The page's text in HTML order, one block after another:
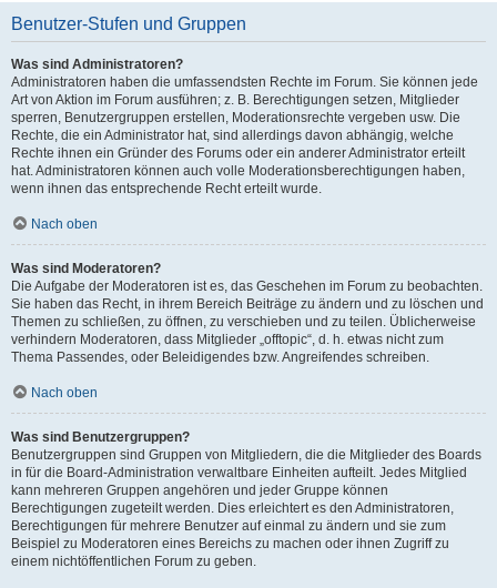
Benutzer-Stufen und Gruppen
Was sind Administratoren?
Administratoren haben die umfassendsten Rechte im Forum. Sie können jede
Art von Aktion im Forum ausführen; z. B. Berechtigungen setzen, Mitglieder
sperren, Benutzergruppen erstellen, Moderationsrechte vergeben usw. Die
Rechte, die ein Administrator hat, sind allerdings davon abhängig, welche
Rechte ihnen ein Gründer des Forums oder ein anderer Administrator erteilt
hat. Administratoren können auch volle Moderationsberechtigungen haben,
wenn ihnen das entsprechende Recht erteilt wurde.
Nach oben
Was sind Moderatoren?
Die Aufgabe der Moderatoren ist es, das Geschehen im Forum zu beobachten.
Sie haben das Recht, in ihrem Bereich Beiträge zu ändern und zu löschen und
Themen zu schließen, zu öffnen, zu verschieben und zu teilen. Üblicherweise
verhindern Moderatoren, dass Mitglieder „offtopic“, d. h. etwas nicht zum
Thema Passendes, oder Beleidigendes bzw. Angreifendes schreiben.
Nach oben
Was sind Benutzergruppen?
Benutzergruppen sind Gruppen von Mitgliedern, die die Mitglieder des Boards
in für die Board-Administration verwaltbare Einheiten aufteilt. Jedes Mitglied
kann mehreren Gruppen angehören und jeder Gruppe können
Berechtigungen zugeteilt werden. Dies erleichtert es den Administratoren,
Berechtigungen für mehrere Benutzer auf einmal zu ändern und sie zum
Beispiel zu Moderatoren eines Bereichs zu machen oder ihnen Zugriff zu
einem nichtöffentlichen Forum zu geben.